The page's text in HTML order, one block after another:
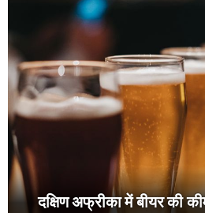
दक्षिण अफ्रीका में बीयर की